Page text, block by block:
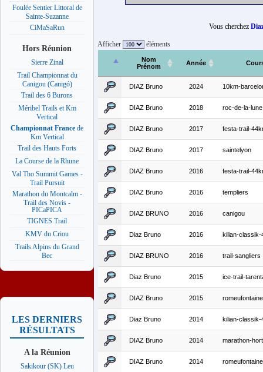
Foulée Sentier Littoral de
Sainte-Suzanne
CiMaSaRun
Hors Réunion
Sierre Zinal
Trail Championnat du
Canigou (Canigó)
Trail des 6 Burons
Méribel Trails et Km
Vertical
Championnat France de
Km Vertical
Trail des Hauts Forts
La Course de la Rhune
Val Tho Summit Games -
Trail Pursuit
Marathon du Montcalm -
Trail des Novis -
PICaPICA
TIGNES Trail
KMV du Criou
Trails Alpins du Grand
Bec
LES DERNIERS
RÉSULTATS
A la Réunion
Sakikour (SK) Leu
Vous cherchez
Afficher éléments
Nom
Prénom
Année
DIAZ Bruno 2024 10km-
DIAZ Bruno 2018 roc-de-la-lune
DIAZ Bruno 2017 festa-trail-
DIAZ Bruno 2017 saintelyon
DIAZ Bruno 2016 festa-trail-
DIAZ Bruno 2016 templiers
DIAZ BRUNO 2016 canigou
Diaz Bruno 2016 kilian-classik-
DIAZ BRUNO 2016 trail-sangliers
Diaz Bruno 2015 ice-trail-
DIAZ Bruno 2015
Diaz Bruno 2014 kilian-classik-
DIAZ Bruno 2014 marathon-
DIAZ Bruno 2014